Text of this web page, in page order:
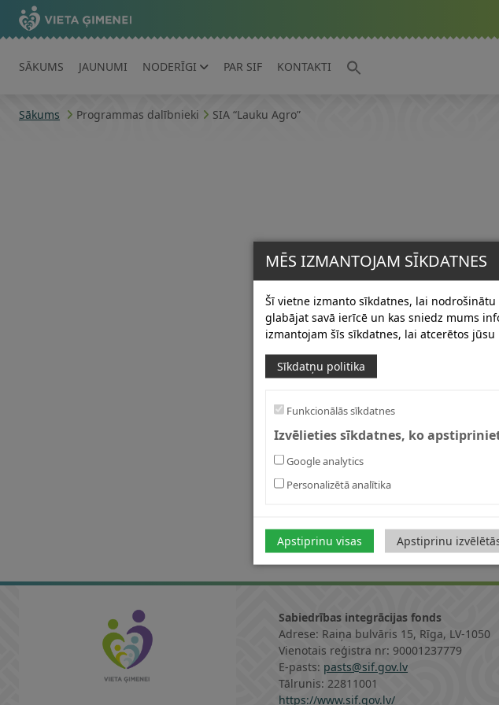
SĀKUMS JAUNUMI NODERĪGI PAR SIF KONTAKTI
Sākums Programmas dalībnieki SIA “Lauku Agro”
Sabiedrības integrācijas fonds
Adrese: Raiņa bulvāris 15, Rīga, LV-1050
Vienotais reģistra nr: 90001237779
E-pasts: pasts@sif.gov.lv
Tālrunis: 22811001
https://www.sif.gov.lv/
MĒS IZMANTOJAM SĪKDATNES
Šī vietne izmanto sīkdatnes, lai
glabājat savā ierīcē un kas sniedz mums
izmantojam šīs sīkdatnes, lai atcerētos
Sīkdatņu politika
Funkcionālās sīkdatnes
Izvēlieties sīkdatnes, ko
Google analytics
Personalizētā analītika
Apstiprinu visas Apstiprinu